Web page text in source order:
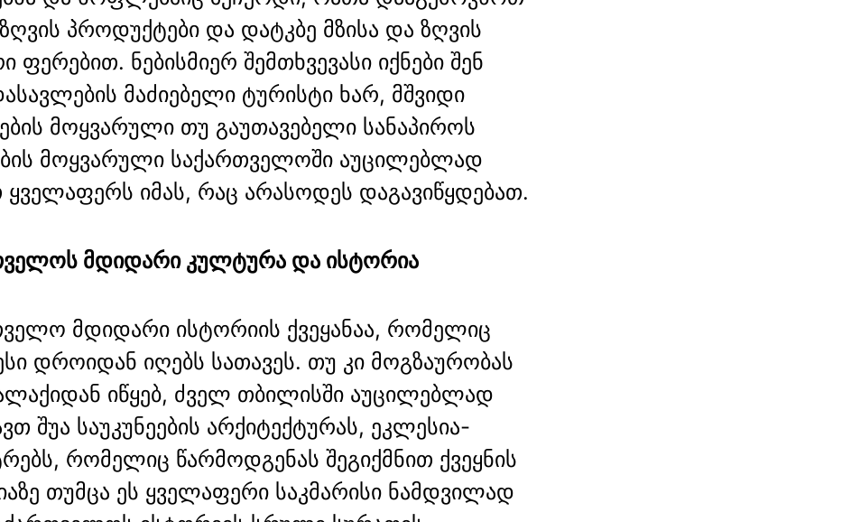
პროდუქტები და დატკბე მზისა და ზღვის
ფერებით. ნებისმიერ შემთხვევასი იქნები შენ
მაძიებელი ტურისტი ხარ, მშვიდი
მოყვარული თუ გაუთავებელი სანაპიროს
მოყვარული საქართველოში აუცილებლად
ყველაფერს იმას, რაც არასოდეს დაგავიწყდებათ.
მდიდარი კულტურა და ისტორია
მდიდარი ისტორიის ქვეყანაა, რომელიც
დროიდან იღებს სათავეს. თუ კი მოგზაურობას
იწყებ, ძველ თბილისში აუცილებლად
შუა საუკუნეების არქიტექტურას, ეკლესია-
რომელიც წარმოდგენას შეგიქმნით ქვეყნის
თუმცა ეს ყველაფერი საკმარისი ნამდვილად